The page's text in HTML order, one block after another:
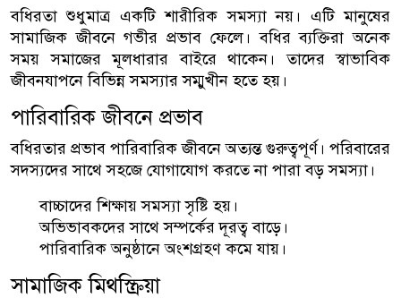
বধিরতা শুধুমাত্র একটি শারীরিক সমস্যা নয়। এটি মানুষের
সামাজিক জীবনে গভীর প্রভাব ফেলে। বধির ব্যক্তিরা অনেক
সময় সমাজের মূলধারার বাইরে থাকেন। তাদের স্বাভাবিক
জীবনযাপনে বিভিন্ন সমস্যার সম্মুখীন হতে হয়।
পারিবারিক জীবনে প্রভাব
বধিরতার প্রভাব পারিবারিক জীবনে অত্যন্ত গুরুত্বপূর্ণ। পরিবারের
সদস্যদের সাথে সহজে যোগাযোগ করতে না পারা বড় সমস্যা।
বাচ্চাদের শিক্ষায় সমস্যা সৃষ্টি হয়।
অভিভাবকদের সাথে সম্পর্কের দূরত্ব বাড়ে।
পারিবারিক অনুষ্ঠানে অংশগ্রহণ কমে যায়।
সামাজিক মিথস্ক্রিয়া